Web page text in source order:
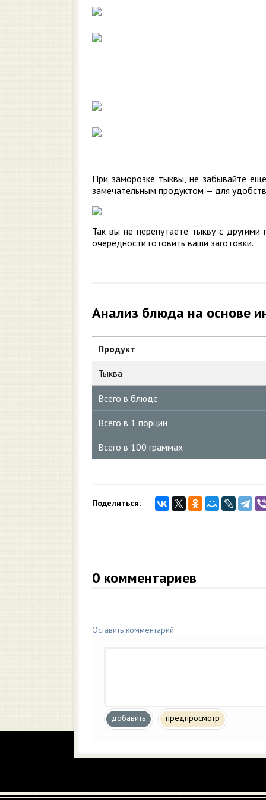
При заморозке тыквы, не забывайте
замечательным продуктом — для
Так вы не перепутаете тыкву с
очередности готовить ваши заготовки.
Анализ блюда на основе
Продукт
Тыква
Всего в блюде
Всего в 1 порции
Всего в 100 граммах
Поделиться:
0 комментариев
Оставить комментарий
добавить предпросмотр